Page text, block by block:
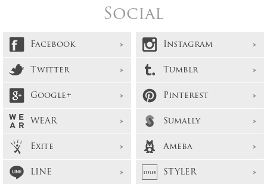
Social
Facebook
Instagram
Twitter
Tumblr
Google+
Pinterest
WEAR
Sumally
Exite
Ameba
LINE
STYLER